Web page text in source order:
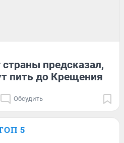
предсказал,
пить до Крещения
Обсудить
5